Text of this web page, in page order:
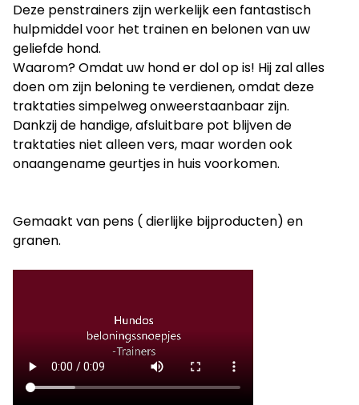
Deze penstrainers zijn werkelijk een fantastisch
hulpmiddel voor het trainen en belonen van uw
geliefde hond.
Waarom? Omdat uw hond er dol op is! Hij zal alles
doen om zijn beloning te verdienen, omdat deze
traktaties simpelweg onweerstaanbaar zijn.
Dankzij de handige, afsluitbare pot blijven de
traktaties niet alleen vers, maar worden ook
onaangename geurtjes in huis voorkomen.
Gemaakt van pens ( dierlijke bijproducten) en
granen.